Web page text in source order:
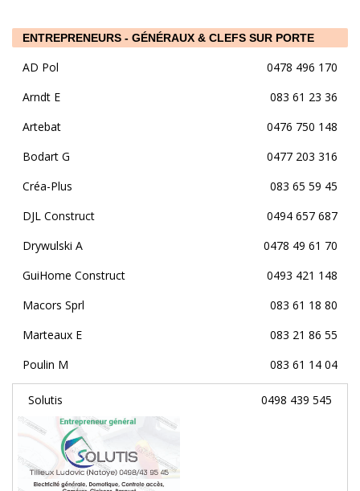
ENTREPRENEURS - GÉNÉRAUX & CLEFS SUR PORTE
AD Pol
0478 496 170
Arndt E
083 61 23 36
Artebat
0476 750 148
Bodart G
0477 203 316
Créa-Plus
083 65 59 45
DJL Construct
0494 657 687
Drywulski A
0478 49 61 70
GuiHome Construct
0493 421 148
Macors Sprl
083 61 18 80
Marteaux E
083 21 86 55
Poulin M
083 61 14 04
Solutis 0498 439 545